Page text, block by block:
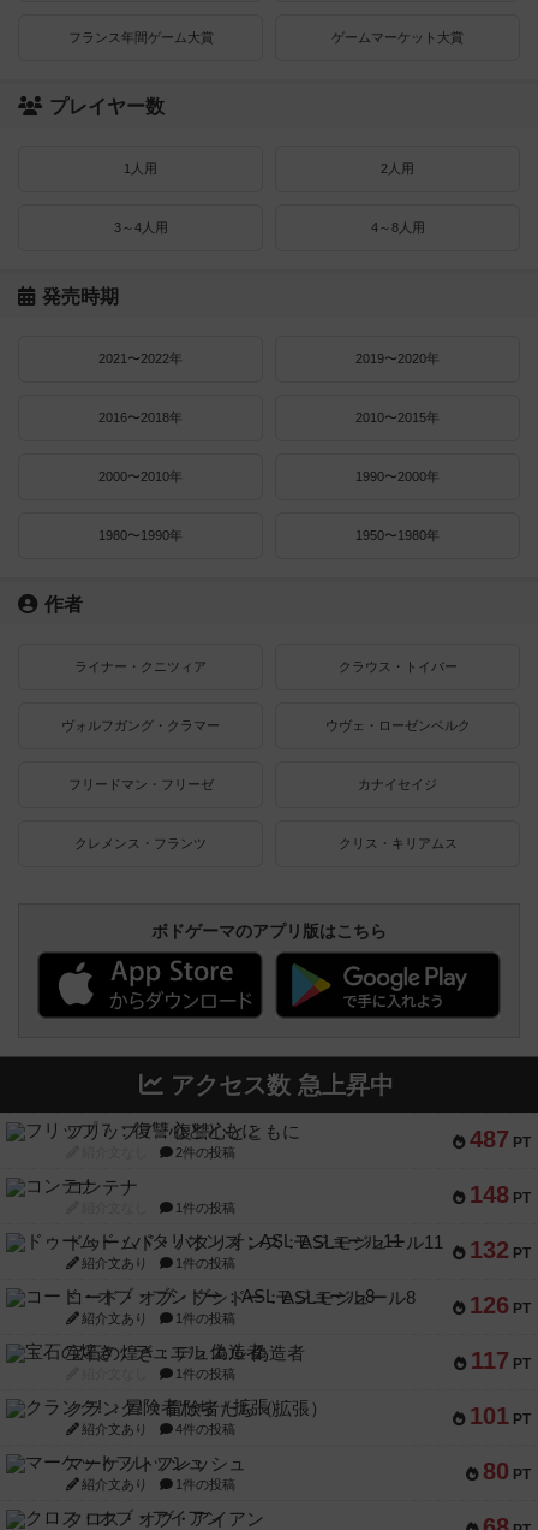
フランス年間ゲーム大賞 ゲームマーケット大賞
プレイヤー数
1人用 2人用
3～4人用 4～8人用
発売時期
2021〜2022年 2019〜2020年
2016〜2018年 2010〜2015年
2000〜2010年 1990〜2000年
1980〜1990年 1950〜1980年
作者
ライナー・クニツィア クラウス・トイバー
ヴォルフガング・クラマー ウヴェ・ローゼンベルク
フリードマン・フリーゼ カナイセイジ
クレメンス・フランツ クリス・キリアムス
ボドゲーマのアプリ版はこちら
アクセス数 急上昇中
487 PT
フリップ７：復讐心とともに
2件の投稿
148 PT
コンテナ
1件の投稿
132 PT
ドゥームド・バタリオンズ：ASLモジュール11
紹介文あり 1件の投稿
126 PT
コード・オブ・ブシドー：ASLモジュール8
紹介文あり 1件の投稿
117 PT
宝石の煌き：デュエル 偽造者
1件の投稿
101 PT
クランク! ：冒険者たち（拡張）
紹介文あり 4件の投稿
80 PT
マーケットフレッシュ
紹介文あり 1件の投稿
クロス・オブ・アイアン